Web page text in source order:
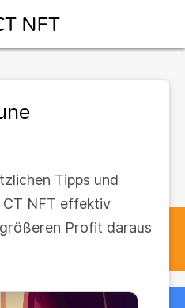
Tipps und
CT NFT effektiv
Profit daraus